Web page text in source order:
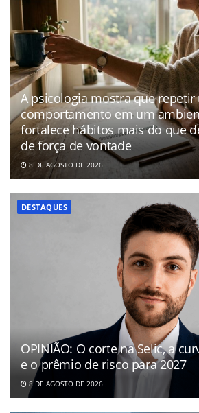
A psicologia mostra que repetir
comportamento em um
fortalece hábitos mais do que
de força de vontade
8 DE AGOSTO DE 2026
DESTAQUES
OPINIÃO: O corte na Selic, a
e o prêmio de risco para 2027
8 DE AGOSTO DE 2026